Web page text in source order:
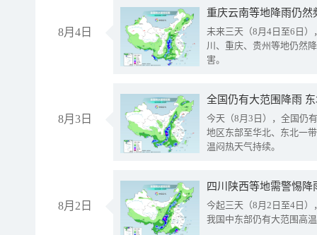
8月4日
重庆云南等地降雨仍然
未来三天（8月4日至6日
川、重庆、贵州等地仍然
害。
8月3日
全国仍有大范围降雨
今天（8月3日），全国仍
地区东部至华北、东北一
温闷热天气持续。
8月2日
今起三天（8月2日至4日
我国中东部仍有大范围高